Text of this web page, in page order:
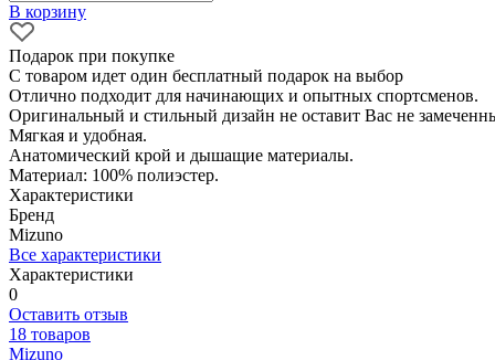
В корзину
Подарок при покупке
С товаром идет один бесплатный подарок на выбор
Отлично подходит для начинающих и опытных спортсменов.
Оригинальный и стильный дизайн не оставит Вас не
Мягкая и удобная.
Анатомический крой и дышащие материалы.
Материал: 100% полиэстер.
Характеристики
Бренд
Mizuno
Все характеристики
Характеристики
0
Оставить отзыв
18 товаров
Mizuno